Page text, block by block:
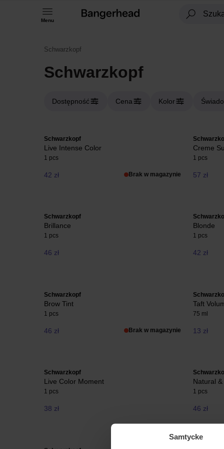
Samtycke
Menu
Schwarzkopf
Schwarzkopf
Dostępność Cena Kolor
Schwarzkopf
Live Intense Color
1 pcs
42 zł Brak w magazynie
Creme
1 pcs
57 zł
Schwarzkopf
Brillance
1 pcs
46 zł
Blonde
1 pcs
42 zł
Schwarzkopf
Brow Tint
1 pcs
46 zł Brak w magazynie
Taft
75 ml
13 zł
Schwarzkopf
Live Color Moment
1 pcs
38 zł
Natural
1 pcs
46 zł